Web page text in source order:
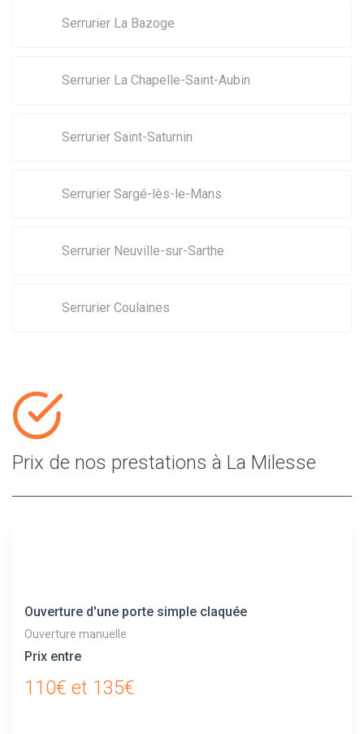
Serrurier La Bazoge
Serrurier La Chapelle-Saint-Aubin
Serrurier Saint-Saturnin
Serrurier Sargé-lès-le-Mans
Serrurier Neuville-sur-Sarthe
Serrurier Coulaines
Prix de nos prestations à La Milesse
Ouverture d'une porte simple claquée
Ouverture manuelle
Prix entre
110€ et 135€